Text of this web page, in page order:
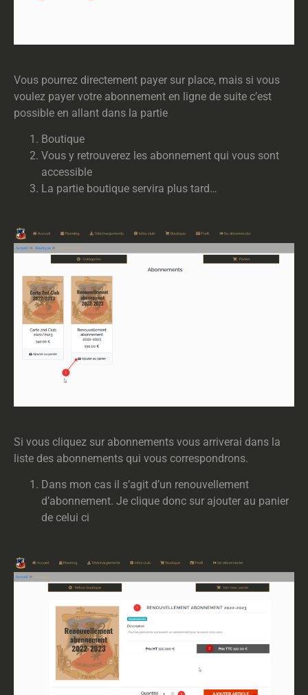
Vous pourrez directement payer sur place, mais si vous
voulez payer votre abonnement en ligne de suite c’est
possible en allant dans la partie
Boutique
Vous y retrouverez les abonnement qui vous sont
accessible
La partie boutique servira plus tard…
Si vous cliquez sur abonnements vous arriverai dans la
liste des abonnements qui vous correspondrons.
Dans mon cas il s’agit d’un renouvellement
d’abonnement. Je clique donc sur ajouter au panier
de celui ci